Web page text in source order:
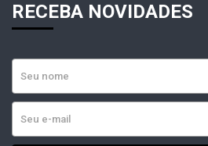
RECEBA NOVIDADES